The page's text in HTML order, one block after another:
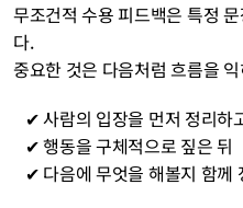
무조건적 수용 피드백은 특정
다.
중요한 것은 다음처럼 흐름을
✔︎ 사람의 입장을 먼저 정리하
   ✔︎ 행동을 구체적으로 짚은 뒤
✔︎ 다음에 무엇을 해볼지 함